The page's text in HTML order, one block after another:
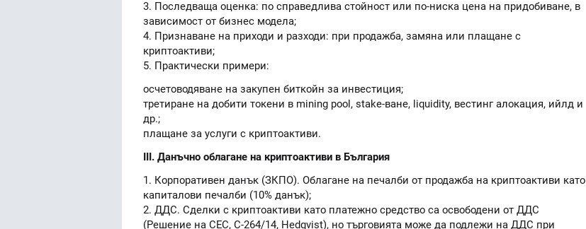
3. Последваща оценка: по справедлива стойност или по-ниска цена на придобиване, в
зависимост от бизнес модела;
4. Признаване на приходи и разходи: при продажба, замяна или плащане с
криптоактиви;
5. Практически примери:
осчетоводяване на закупен биткойн за инвестиция;
третиране на добити токени в mining pool, stake-ване, liquidity, вестинг алокация, ийлд и
др.;
плащане за услуги с криптоактиви.
III. Данъчно облагане на криптоактиви в България
1. Корпоративен данък (ЗКПО). Облагане на печалби от продажба на криптоактиви като
капиталови печалби (10% данък);
2. ДДС. Сделки с криптоактиви като платежно средство са освободени от ДДС
(Решение на СЕС, C-264/14, Hedqvist), но търговията може да подлежи на ДДС при